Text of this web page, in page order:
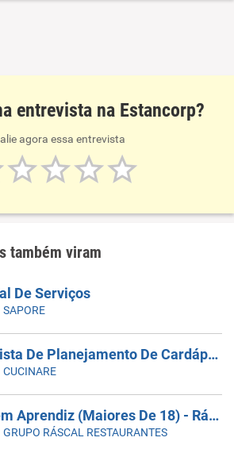
entrevista na Estancorp?
agora essa entrevista
também viram
De Serviços
SAPORE
Analista De Planejamento De Cardápios Sr
CUCINARE
Jovem Aprendiz (Maiores De 18) - Ráscal Shop. Villa Lobos
GRUPO RÁSCAL RESTAURANTES